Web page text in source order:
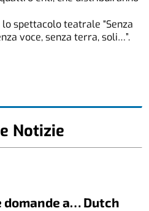
lo spettacolo teatrale “Senza
voce, senza terra, soli…”.
Notizie
domande a… Dutch